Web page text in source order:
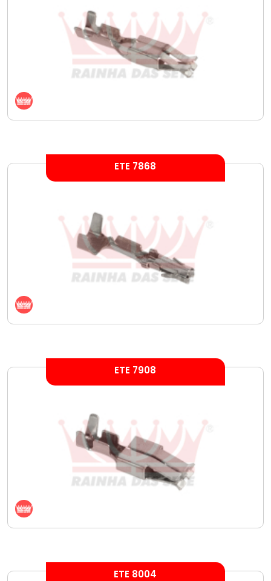
ETE 7868
ETE 7908
ETE 8004